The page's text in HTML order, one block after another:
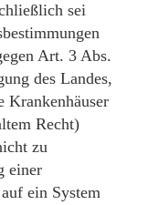
sei
Art. 3 Abs.
des Landes,
Krankenhäuser
Recht)
zu
einer
ein System